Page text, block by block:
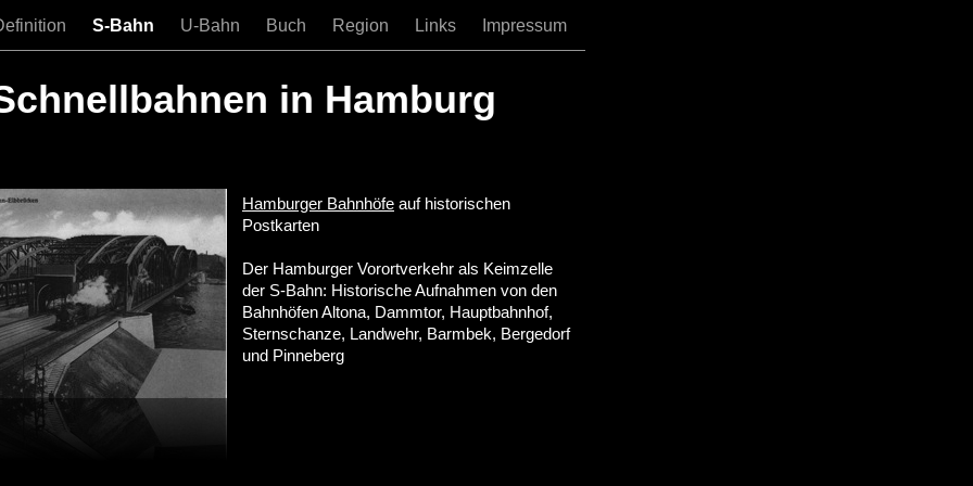
S-Bahn U-Bahn Buch Region Links Impressum
in Hamburg
Hamburger Bahnhöfe auf historischen
Postkarten
Der Hamburger Vorortverkehr als Keimzelle
der S-Bahn: Historische Aufnahmen von den
Bahnhöfen Altona, Dammtor, Hauptbahnhof,
Sternschanze, Landwehr, Barmbek, Bergedorf
und Pinneberg